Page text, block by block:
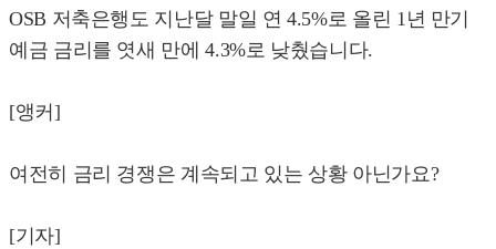
OSB 저축은행도 지난달 말일 연 4.5%로 올린 1년 만기
예금 금리를 엿새 만에 4.3%로 낮췄습니다.
[앵커]
여전히 금리 경쟁은 계속되고 있는 상황 아닌가요?
[기자]